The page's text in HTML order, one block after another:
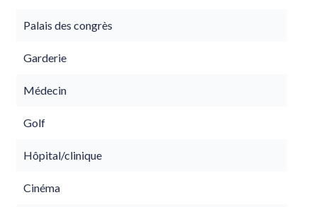
Palais des congrès
Garderie
Médecin
Golf
Hôpital/clinique
Cinéma